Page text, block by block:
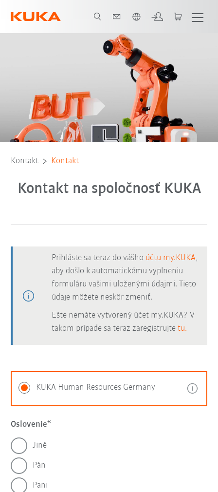
Kontakt Kontakt
Kontakt na spoločnosť KUKA
Prihláste sa teraz do vášho účtu my.KUKA,
aby došlo k automatickému vyplneniu
formuláru vašimi uloženými údajmi. Tieto
údaje môžete neskôr zmeniť.
Ešte nemáte vytvorený účet my.KUKA? V
takom prípade sa teraz zaregistrujtetu.
KUKA Human Resources Germany
Oslovenie
Jiné
Pán
Pani